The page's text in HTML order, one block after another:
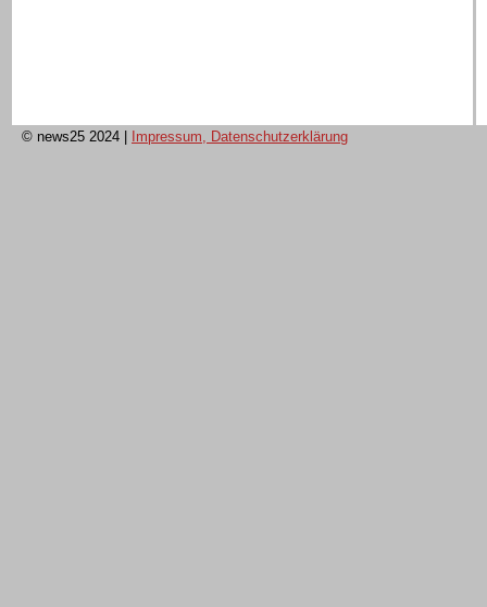
© news25 2024 Impressum, Datenschutzerklärung